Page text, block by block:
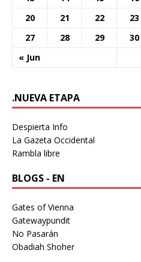
« Jun
20
21 22 23
27
28 29 30
.NUEVA ETAPA
Despierta Info
La Gazeta Occidental
Rambla libre
BLOGS - EN
Gates of Vienna
Gatewaypundit
No Pasarán
Obadiah Shoher